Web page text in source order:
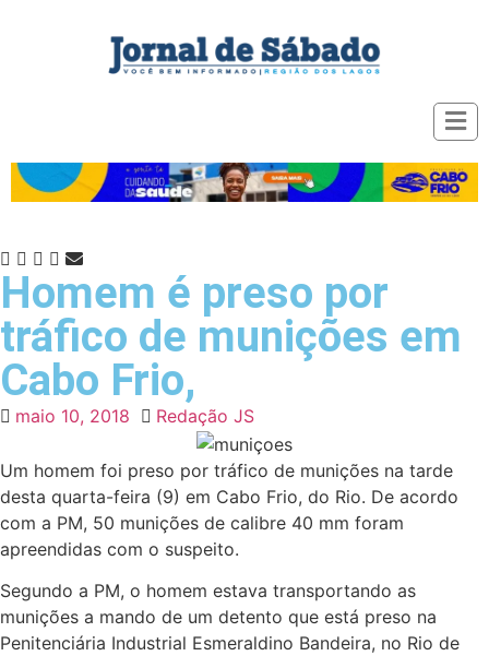
Homem é preso por
tráfico de munições em
Cabo Frio,
maio 10, 2018 Redação JS
Um homem foi preso por tráfico de munições na tarde
desta quarta-feira (9) em Cabo Frio, do Rio. De acordo
com a PM, 50 munições de calibre 40 mm foram
apreendidas com o suspeito.
Segundo a PM, o homem estava transportando as
munições a mando de um detento que está preso na
Penitenciária Industrial Esmeraldino Bandeira, no Rio de